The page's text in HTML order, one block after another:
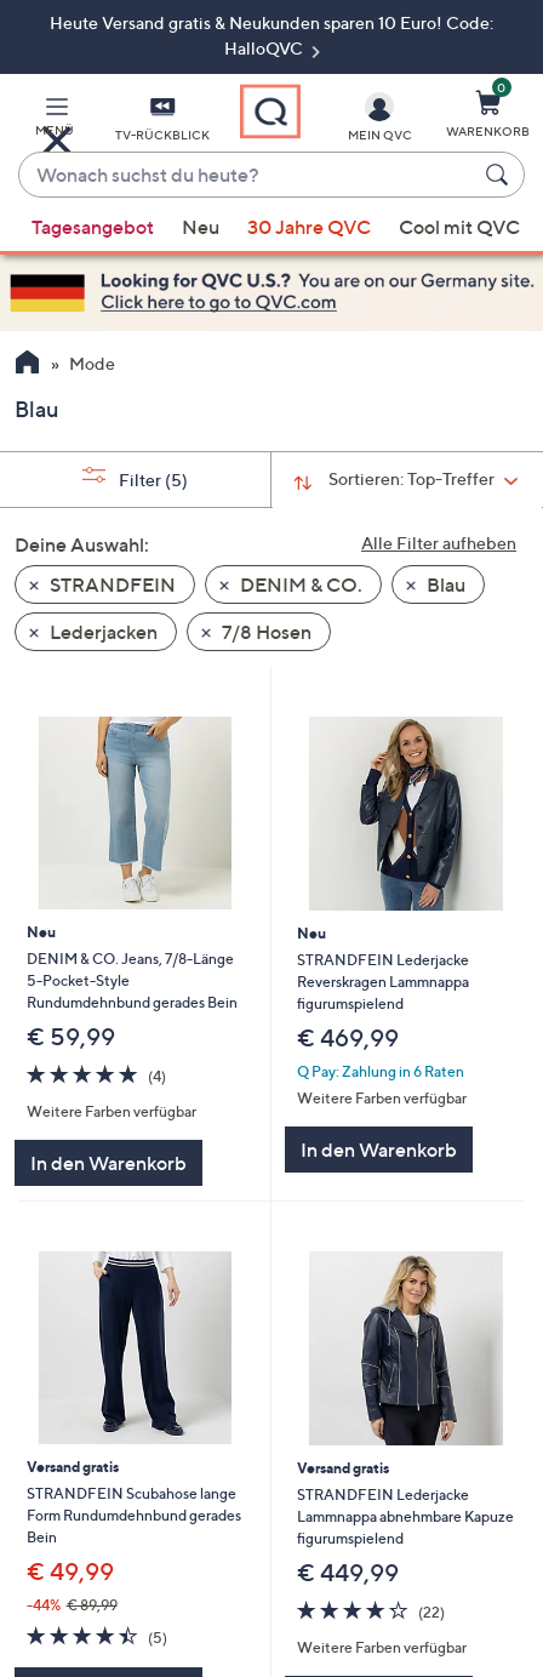
ZumHeute Versand gratis & Neukunden sparen 10 Euro! Code:
HalloQVC
MENÜ TV-RÜCKBLICK
Wonach
suchst
du
heute?
Vorschläge
verfügbar
sind,
verwenden
Sie
Pfeiltasten
nach
und
nach
unten
oder
wischen
Sie
diese
anzuzeigen.
MEIN QVC
0
WARENKORB
Tagesangebot Neu 30 Jahre QVC Cool mit QVC
Mode
Blau
Sortieren:Top-Treffer
Filter (5)
Alle Filter aufheben
Deine Auswahl:
STRANDFEIN
DENIM & CO.
Blau
Lederjacken
7/8 Hosen
Neu
DENIM & CO. Jeans, 7/8-Länge
5-Pocket-Style
Rundumdehnbund gerades Bein
€ 59,99
4.8
von
5
(4)4
Weitere Farben verfügbar
In den Warenkorb
Neu
STRANDFEIN Lederjacke
Reverskragen Lammnappa
figurumspielend
€ 469,99
Q Pay: Zahlung in 6 Raten
Weitere Farben verfügbar
In den Warenkorb
Versand gratis
STRANDFEIN Scubahose lange
Form Rundumdehnbund gerades
Bein
€ 49,99
-44% € 89,99
4.4
von
(5)5
Versand gratis
STRANDFEIN Lederjacke
Lammnappa abnehmbare Kapuze
figurumspielend
€ 449,99
4.2
von
5
(22)22
Weitere Farben verfügbar